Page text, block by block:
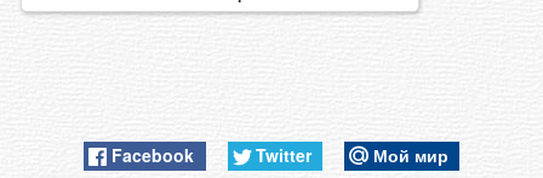
Facebook Twitter
Мой мир